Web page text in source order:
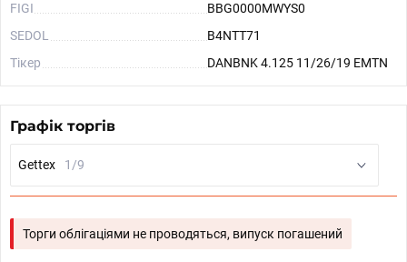
FIGI
BBG0000MWYS0
SEDOL
B4NTT71
Тікер
DANBNK 4.125 11/26/19 EMTN
Графік торгів
Gettex 1/9
Торги облігаціями не проводяться, випуск погашений